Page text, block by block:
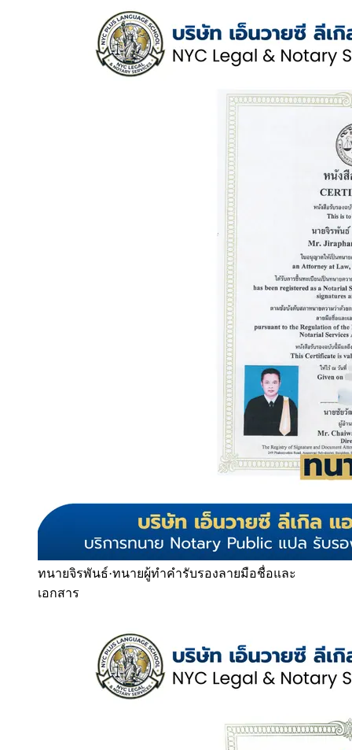
ทนายจิรพันธ์·ทนายผู้ทำคำรับรองลายมือชื่อและ
เอกสาร